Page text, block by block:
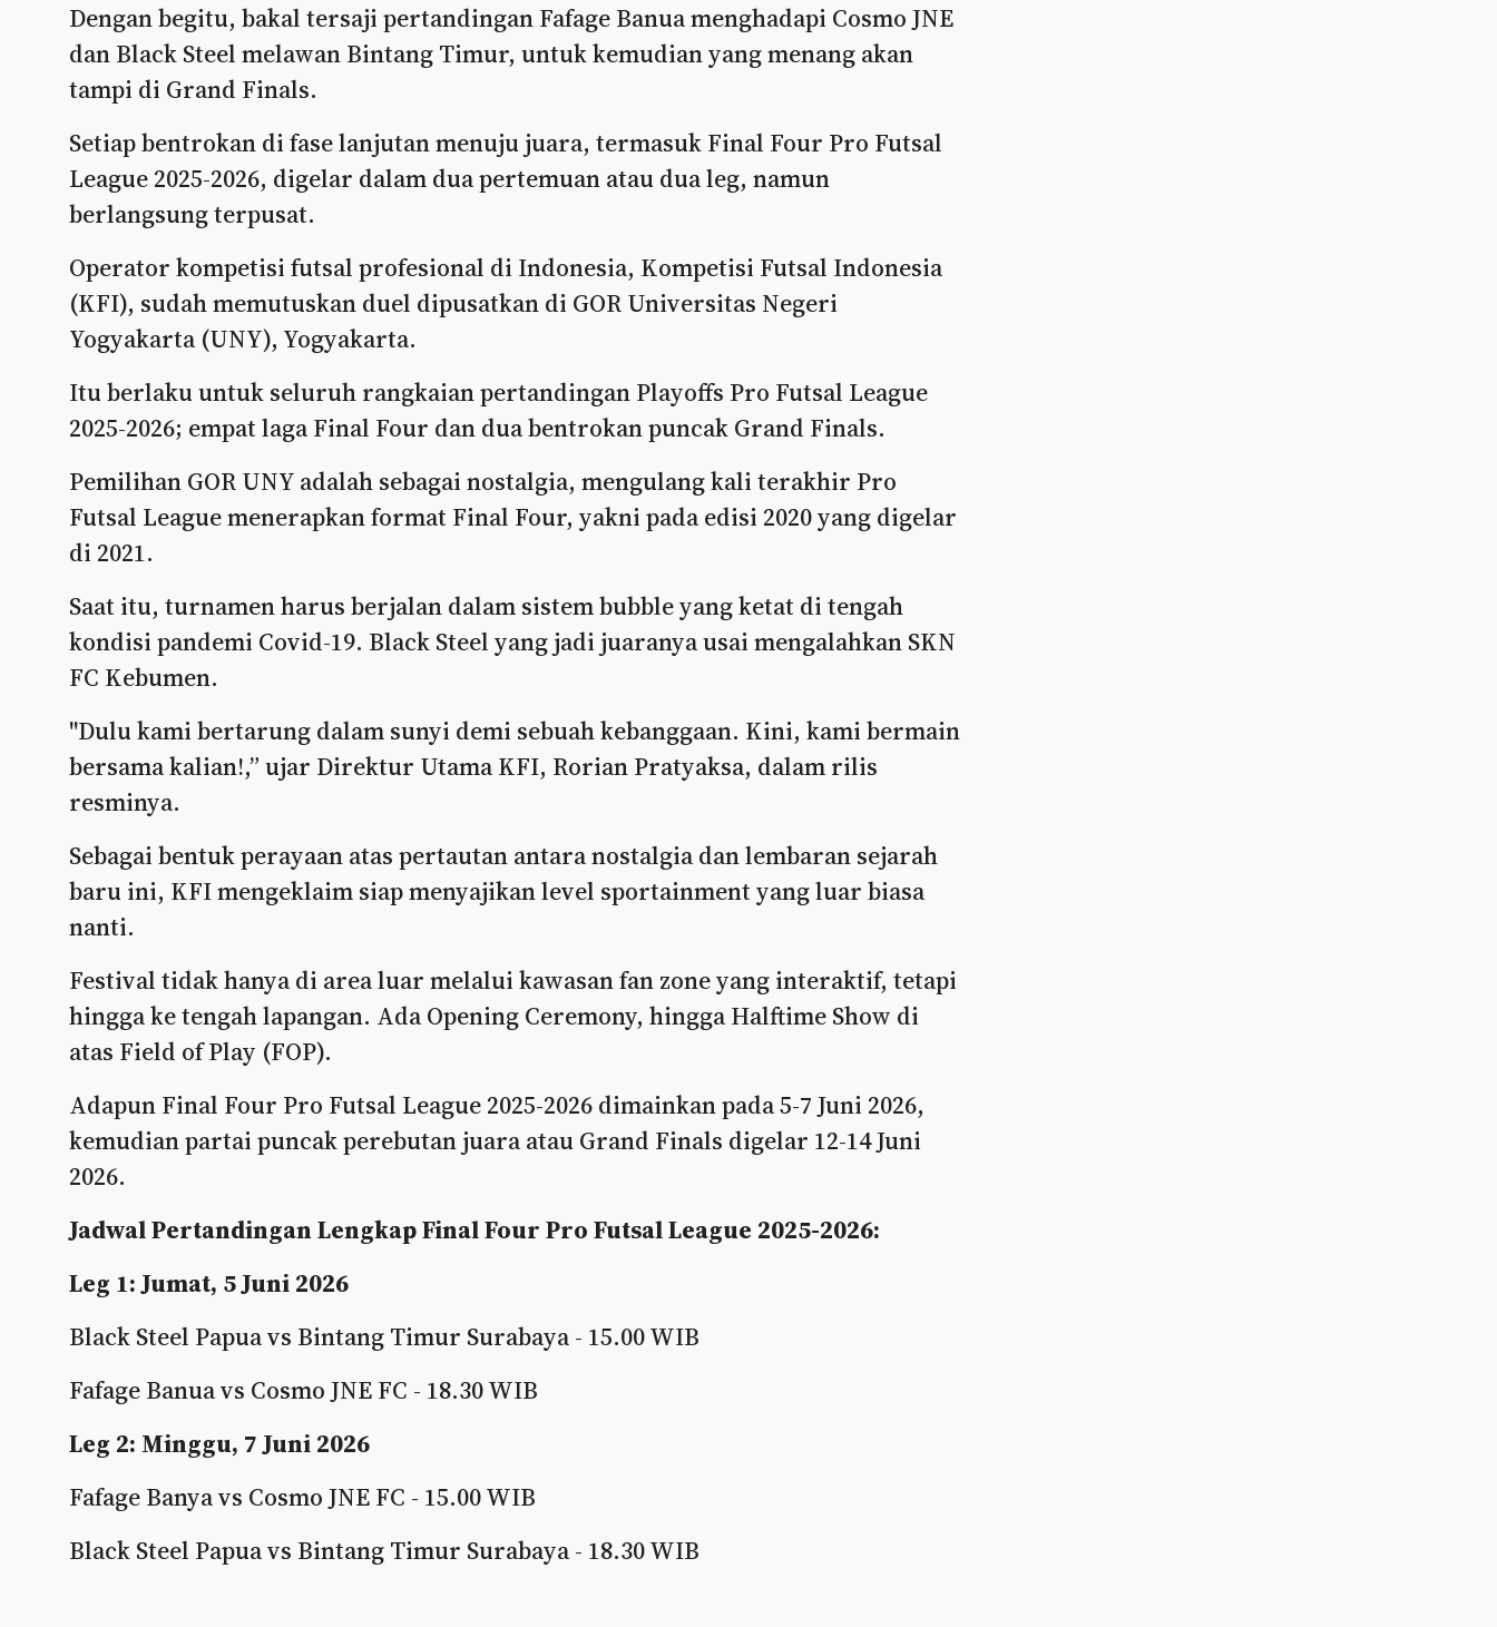
Dengan begitu, bakal tersaji pertandingan Fafage Banua menghadapi Cosmo JNE
dan Black Steel melawan Bintang Timur, untuk kemudian yang menang akan
tampi di Grand Finals.
Setiap bentrokan di fase lanjutan menuju juara, termasuk Final Four Pro Futsal
League 2025-2026, digelar dalam dua pertemuan atau dua leg, namun
berlangsung terpusat.
Operator kompetisi futsal profesional di Indonesia, Kompetisi Futsal Indonesia
(KFI), sudah memutuskan duel dipusatkan di GOR Universitas Negeri
Yogyakarta (UNY), Yogyakarta.
Itu berlaku untuk seluruh rangkaian pertandingan Playoffs Pro Futsal League
2025-2026; empat laga Final Four dan dua bentrokan puncak Grand Finals.
Pemilihan GOR UNY adalah sebagai nostalgia, mengulang kali terakhir Pro
Futsal League menerapkan format Final Four, yakni pada edisi 2020 yang digelar
di 2021.
Saat itu, turnamen harus berjalan dalam sistem bubble yang ketat di tengah
kondisi pandemi Covid-19. Black Steel yang jadi juaranya usai mengalahkan SKN
FC Kebumen.
"Dulu kami bertarung dalam sunyi demi sebuah kebanggaan. Kini, kami bermain
bersama kalian!,” ujar Direktur Utama KFI, Rorian Pratyaksa, dalam rilis
resminya.
Sebagai bentuk perayaan atas pertautan antara nostalgia dan lembaran sejarah
baru ini, KFI mengeklaim siap menyajikan level sportainment yang luar biasa
nanti.
Festival tidak hanya di area luar melalui kawasan fan zone yang interaktif, tetapi
hingga ke tengah lapangan. Ada Opening Ceremony, hingga Halftime Show di
atas Field of Play (FOP).
Adapun Final Four Pro Futsal League 2025-2026 dimainkan pada 5-7 Juni 2026,
kemudian partai puncak perebutan juara atau Grand Finals digelar 12-14 Juni
2026.
Jadwal Pertandingan Lengkap Final Four Pro Futsal League 2025-2026:
Leg 1: Jumat, 5 Juni 2026
Black Steel Papua vs Bintang Timur Surabaya - 15.00 WIB
Fafage Banua vs Cosmo JNE FC - 18.30 WIB
Leg 2: Minggu, 7 Juni 2026
Fafage Banya vs Cosmo JNE FC - 15.00 WIB
Black Steel Papua vs Bintang Timur Surabaya - 18.30 WIB